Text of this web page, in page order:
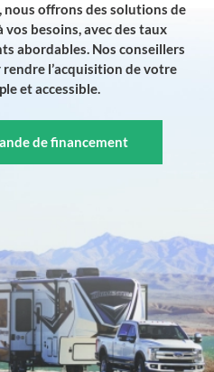
nous offrons des solutions de
besoins, avec des taux
abordables. Nos conseillers
l’acquisition de votre
et accessible.
de financement